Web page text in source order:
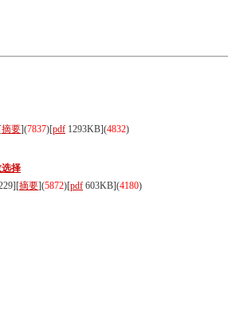
摘要](7837)[pdf 1293KB](4832)
择
摘要](5872)[pdf 603KB](4180)